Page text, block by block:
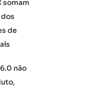
somam
de
não